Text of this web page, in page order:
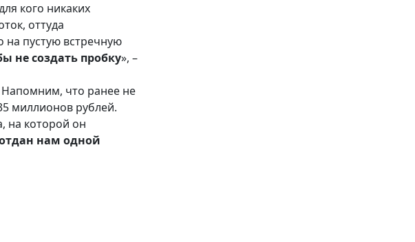
кого никаких
оттуда
на пустую встречную
не создать пробку», –
Напомним, что ранее не
миллионов рублей.
на которой он
нам одной